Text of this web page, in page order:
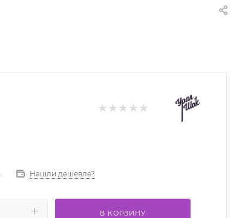
Нашли дешевле?
В КОРЗИНУ